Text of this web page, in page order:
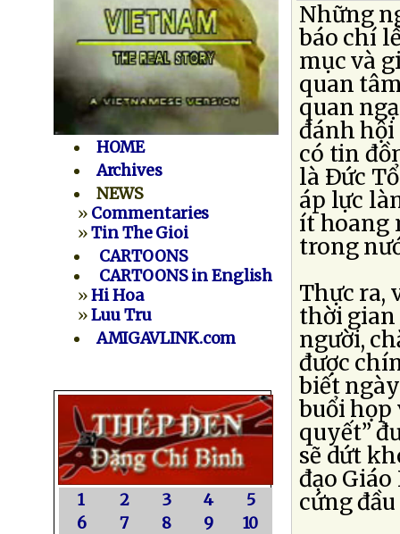
HOME
Archives
NEWS
» Commentaries
»Tin The Gioi
CARTOONS
CARTOONS in English
»Hi Hoa
»Luu Tru
AMIGAVLINK.com
1 2 3 4
5
6
7 8 9
10
Những
báo chí
mục và
quan
quan
đánh hội
có tin
là Ðức
áp lực
ít hoang
trong
Thực ra,
thời gian
người,
được
biết
buổi họp
quyết”
sẽ dứt
đạo
cứng